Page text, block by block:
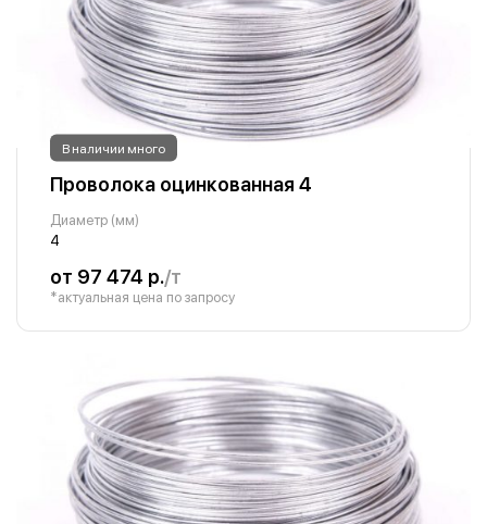
В наличии много
Проволока оцинкованная 4
Диаметр (мм)
4
от 97 474 р./т
*актуальная цена по запросу